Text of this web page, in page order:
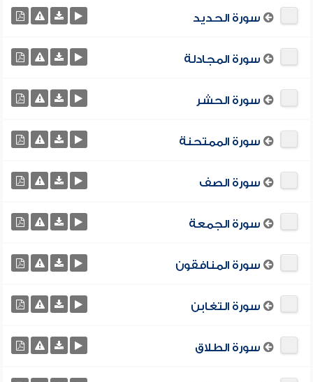
سورة الحديد
سورة المجادلة
سورة الحشر
سورة الممتحنة
سورة الصف
سورة الجمعة
سورة المنافقون
سورة التغابن
سورة الطلاق